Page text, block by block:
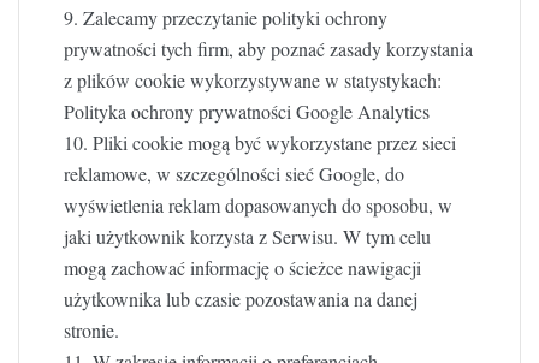
9. Zalecamy przeczytanie polityki ochrony
prywatności tych firm, aby poznać zasady korzystania
z plików cookie wykorzystywane w statystykach:
Polityka ochrony prywatności Google Analytics
10. Pliki cookie mogą być wykorzystane przez sieci
reklamowe, w szczególności sieć Google, do
wyświetlenia reklam dopasowanych do sposobu, w
jaki użytkownik korzysta z Serwisu. W tym celu
mogą zachować informację o ścieżce nawigacji
użytkownika lub czasie pozostawania na danej
stronie.